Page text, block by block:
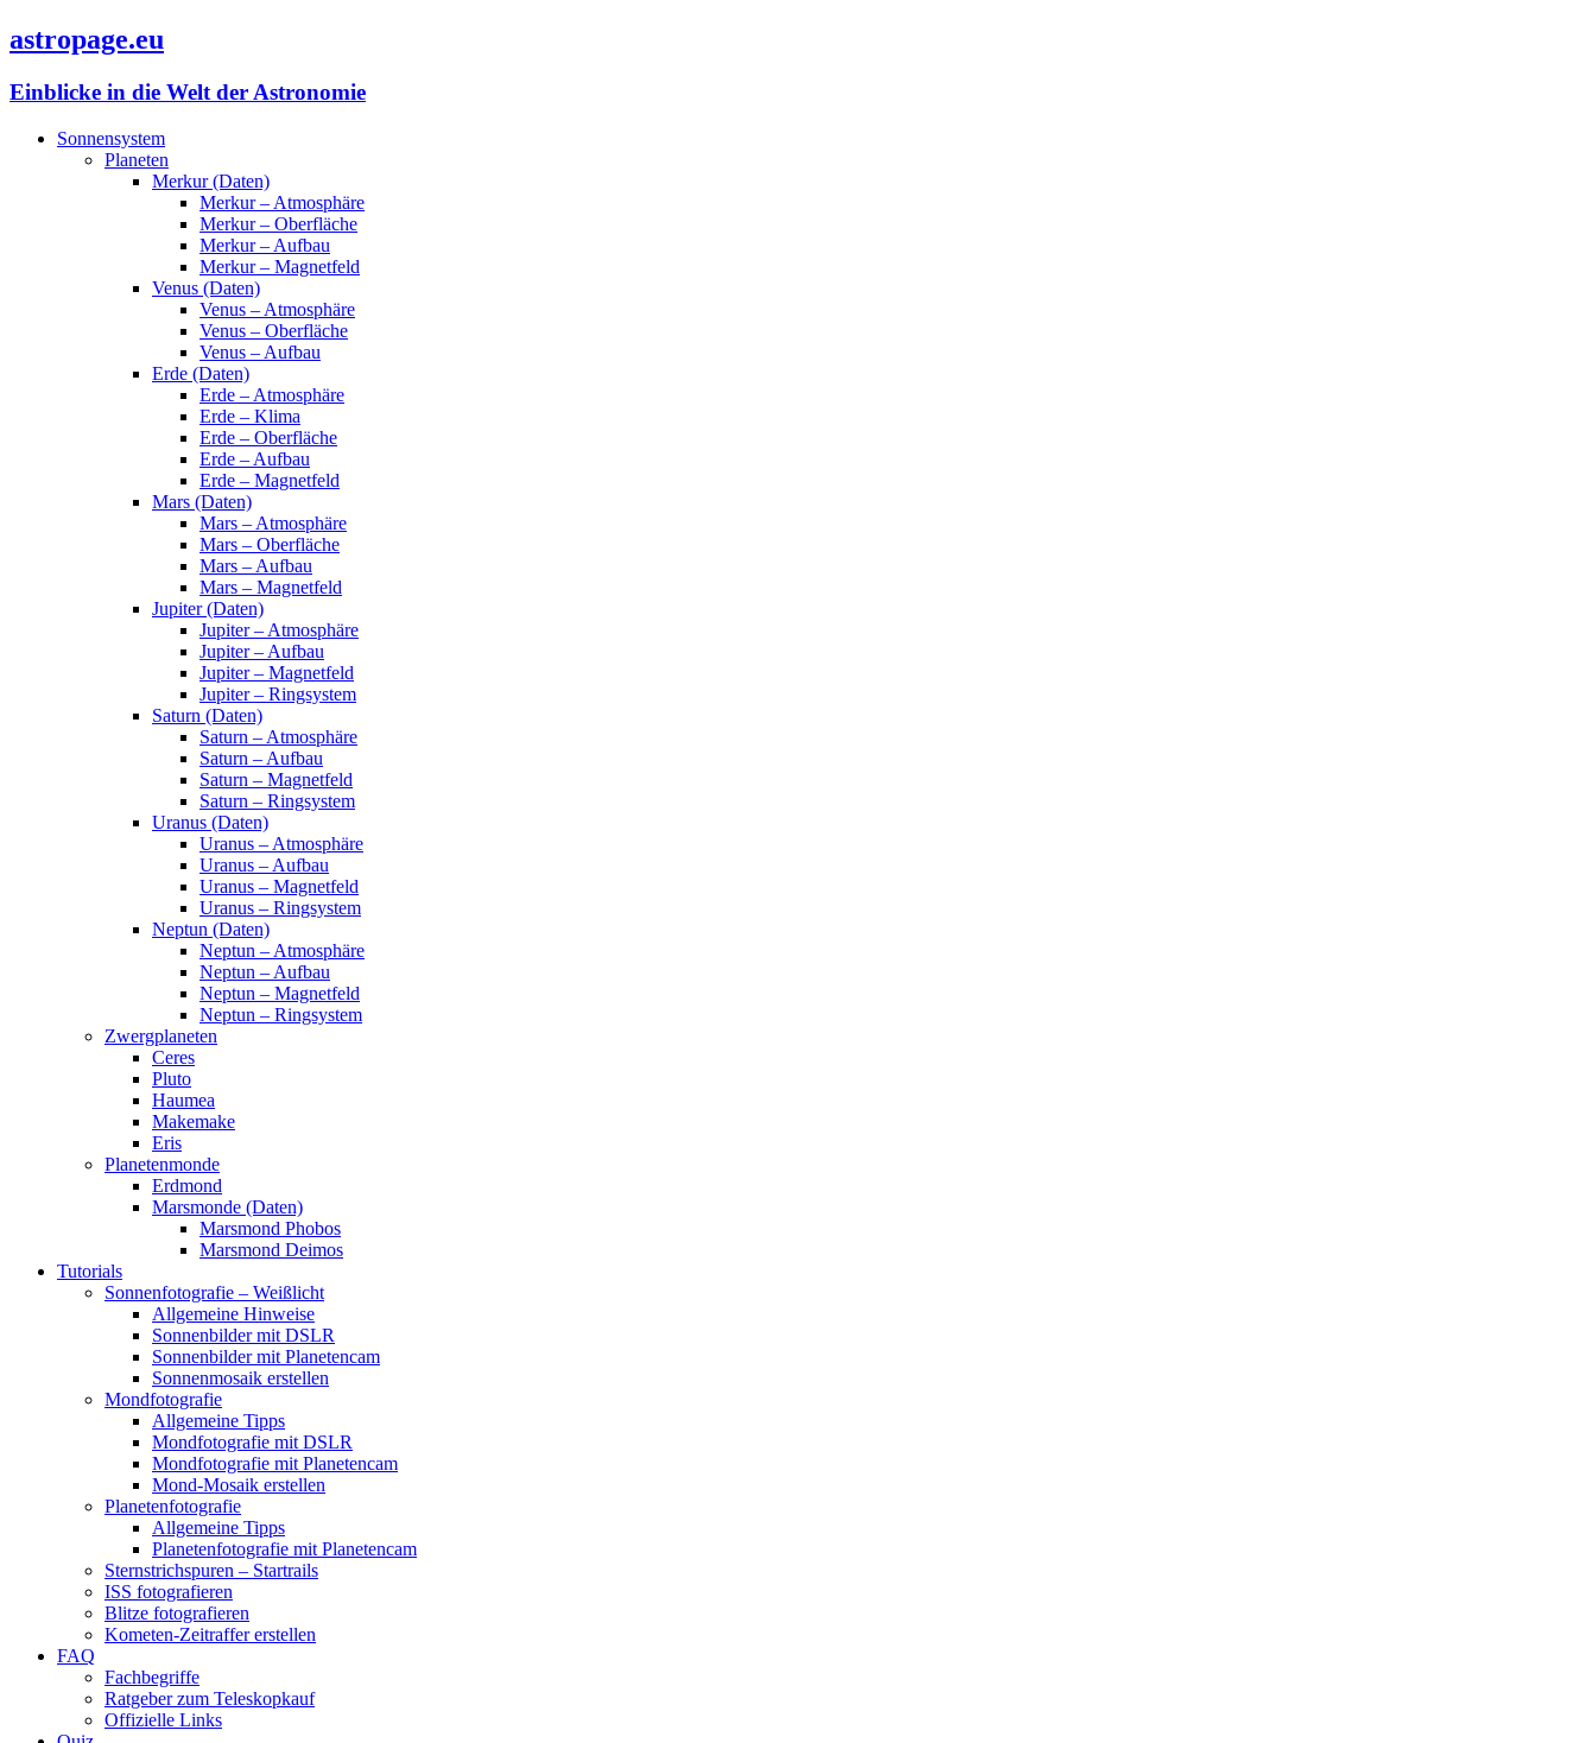
astropage.eu
Einblicke in die Welt der Astronomie
Sonnensystem
Planeten
Merkur (Daten)
Merkur – Atmosphäre
Merkur – Oberfläche
Merkur – Aufbau
Merkur – Magnetfeld
Venus (Daten)
Venus – Atmosphäre
Venus – Oberfläche
Venus – Aufbau
Erde (Daten)
Erde – Atmosphäre
Erde – Klima
Erde – Oberfläche
Erde – Aufbau
Erde – Magnetfeld
Mars (Daten)
Mars – Atmosphäre
Mars – Oberfläche
Mars – Aufbau
Mars – Magnetfeld
Jupiter (Daten)
Jupiter – Atmosphäre
Jupiter – Aufbau
Jupiter – Magnetfeld
Jupiter – Ringsystem
Saturn (Daten)
Saturn – Atmosphäre
Saturn – Aufbau
Saturn – Magnetfeld
Saturn – Ringsystem
Uranus (Daten)
Uranus – Atmosphäre
Uranus – Aufbau
Uranus – Magnetfeld
Uranus – Ringsystem
Neptun (Daten)
Neptun – Atmosphäre
Neptun – Aufbau
Neptun – Magnetfeld
Neptun – Ringsystem
Zwergplaneten
Ceres
Pluto
Haumea
Makemake
Eris
Planetenmonde
Erdmond
Marsmonde (Daten)
Marsmond Phobos
Marsmond Deimos
Tutorials
Sonnenfotografie – Weißlicht
Allgemeine Hinweise
Sonnenbilder mit DSLR
Sonnenbilder mit Planetencam
Sonnenmosaik erstellen
Mondfotografie
Allgemeine Tipps
Mondfotografie mit DSLR
Mondfotografie mit Planetencam
Mond-Mosaik erstellen
Planetenfotografie
Allgemeine Tipps
Planetenfotografie mit Planetencam
Sternstrichspuren – Startrails
ISS fotografieren
Blitze fotografieren
Kometen-Zeitraffer erstellen
FAQ
Fachbegriffe
Ratgeber zum Teleskopkauf
Offizielle Links